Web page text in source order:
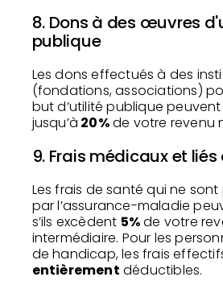
8. Dons à des œuvres
publique
Les dons effectués à des
(fondations, associations)
but d’utilité publique
jusqu’à 20%de votre revenu
9. Frais médicaux et
Les frais de santé qui ne
par l’assurance-maladie
s’ils excèdent 5%de votre
intermédiaire. Pour les
de handicap, les frais
entièrement déductibles.